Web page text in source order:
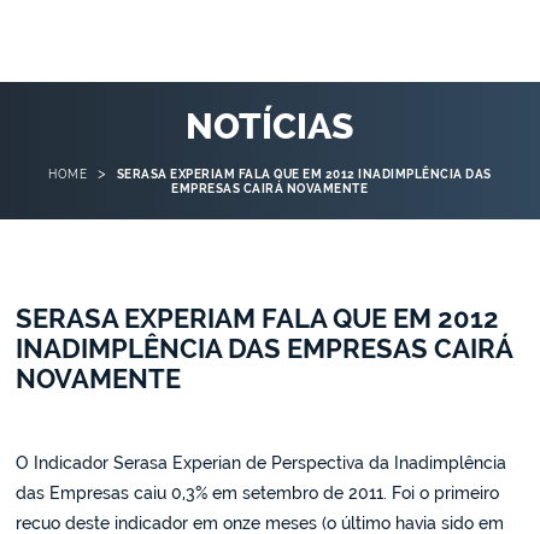
NOTÍCIAS
HOME >
SERASA EXPERIAM FALA QUE EM 2012 INADIMPLÊNCIA DAS
EMPRESAS CAIRÁ NOVAMENTE
SERASA EXPERIAM FALA QUE EM 2012
INADIMPLÊNCIA DAS EMPRESAS CAIRÁ
NOVAMENTE
O Indicador Serasa Experian de Perspectiva da Inadimplência
das Empresas caiu 0,3% em setembro de 2011. Foi o primeiro
recuo deste indicador em onze meses (o último havia sido em